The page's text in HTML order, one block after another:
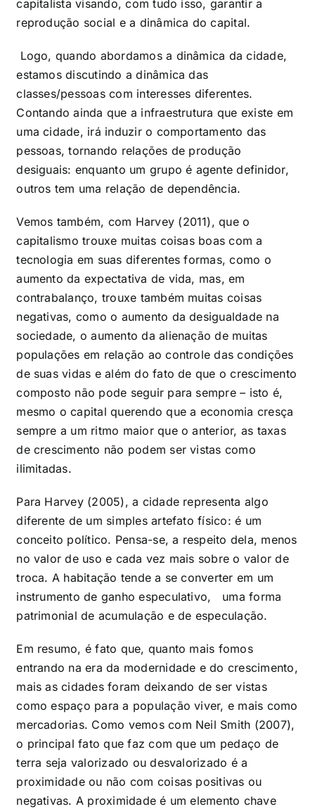
capitalista visando, com tudo isso, garantir a
reprodução social e a dinâmica do capital.
Logo, quando abordamos a dinâmica da cidade,
estamos discutindo a dinâmica das
classes/pessoas com interesses diferentes.
Contando ainda que a infraestrutura que existe em
uma cidade, irá induzir o comportamento das
pessoas, tornando relações de produção
desiguais: enquanto um grupo é agente definidor,
outros tem uma relação de dependência.
Vemos também, com Harvey (2011), que o
capitalismo trouxe muitas coisas boas com a
tecnologia em suas diferentes formas, como o
aumento da expectativa de vida, mas, em
contrabalanço, trouxe também muitas coisas
negativas, como o aumento da desigualdade na
sociedade, o aumento da alienação de muitas
populações em relação ao controle das condições
de suas vidas e além do fato de que o crescimento
composto não pode seguir para sempre – isto é,
mesmo o capital querendo que a economia cresça
sempre a um ritmo maior que o anterior, as taxas
de crescimento não podem ser vistas como
ilimitadas.
Para Harvey (2005), a cidade representa algo
diferente de um simples artefato físico: é um
conceito político. Pensa-se, a respeito dela, menos
no valor de uso e cada vez mais sobre o valor de
troca. A habitação tende a se converter em um
instrumento de ganho especulativo,
uma forma
patrimonial de acumulação e de especulação.
Em resumo, é fato que, quanto mais fomos
entrando na era da modernidade e do crescimento,
mais as cidades foram deixando de ser vistas
como espaço para a população viver, e mais como
mercadorias. Como vemos com Neil Smith (2007),
o principal fato que faz com que um pedaço de
terra seja valorizado ou desvalorizado é a
proximidade ou não com coisas positivas ou
negativas. A proximidade é um elemento chave